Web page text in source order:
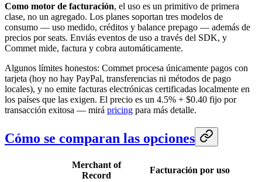
Como motor de facturación, el uso es un primitivo de primera
clase, no un agregado. Los planes soportan tres modelos de
consumo — uso medido, créditos y balance prepago — además de
precios por seats. Enviás eventos de uso a través del SDK, y
Commet mide, factura y cobra automáticamente.
Algunos límites honestos: Commet procesa únicamente pagos con
tarjeta (hoy no hay PayPal, transferencias ni métodos de pago
locales), y no emite facturas electrónicas certificadas localmente en
los países que las exigen. El precio es un 4.5% + $0.40 fijo por
transacción exitosa — mirá pricing para más detalle.
Cómo se comparan las opciones
Merchant of
Record
Facturación por uso